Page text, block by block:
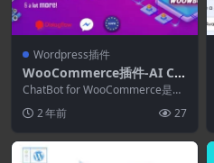
Wordpress插件
WooCommerce插件-AI Ch
atBot for WooCommerce
14.0.7
ChatBot for WooCommerce是一
2 年前 27